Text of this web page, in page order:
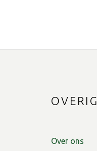
OVERIG
Over ons